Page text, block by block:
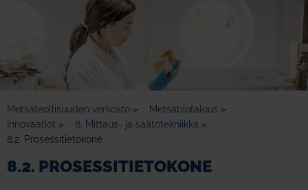
Metsäteollisuuden verkosto » Metsäbiotalous »
Innovaatiot » 8. Mittaus- ja säätötekniikka »
8.2. Prosessitietokone
8.2. PROSESSITIETOKONE